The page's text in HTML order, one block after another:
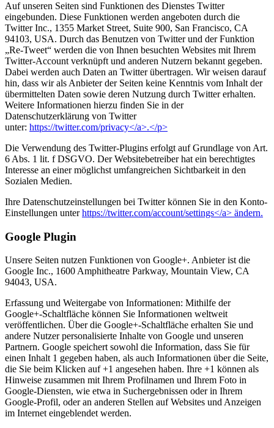
Auf unseren Seiten sind Funktionen des Dienstes Twitter
eingebunden. Diese Funktionen werden angeboten durch die
Twitter Inc., 1355 Market Street, Suite 900, San Francisco, CA
94103, USA. Durch das Benutzen von Twitter und der Funktion
„Re-Tweet“ werden die von Ihnen besuchten Websites mit Ihrem
Twitter-Account verknüpft und anderen Nutzern bekannt gegeben.
Dabei werden auch Daten an Twitter übertragen. Wir weisen darauf
hin, dass wir als Anbieter der Seiten keine Kenntnis vom Inhalt der
übermittelten Daten sowie deren Nutzung durch Twitter erhalten.
Weitere Informationen hierzu finden Sie in der
Datenschutzerklärung von Twitter
unter: https://twitter.com/privacy</a>.</p>
Die Verwendung des Twitter-Plugins erfolgt auf Grundlage von Art.
6 Abs. 1 lit. f DSGVO. Der Websitebetreiber hat ein berechtigtes
Interesse an einer möglichst umfangreichen Sichtbarkeit in den
Sozialen Medien.
Ihre Datenschutzeinstellungen bei Twitter können Sie in den Konto-
Einstellungen unterhttps://twitter.com/account/settings</a> ändern.
Google Plugin
Unsere Seiten nutzen Funktionen von Google+. Anbieter ist die
Google Inc., 1600 Amphitheatre Parkway, Mountain View, CA
94043, USA.
Erfassung und Weitergabe von Informationen: Mithilfe der
Google+-Schaltfläche können Sie Informationen weltweit
veröffentlichen. Über die Google+-Schaltfläche erhalten Sie und
andere Nutzer personalisierte Inhalte von Google und unseren
Partnern. Google speichert sowohl die Information, dass Sie für
einen Inhalt 1 gegeben haben, als auch Informationen über die Seite,
die Sie beim Klicken auf +1 angesehen haben. Ihre +1 können als
Hinweise zusammen mit Ihrem Profilnamen und Ihrem Foto in
Google-Diensten, wie etwa in Suchergebnissen oder in Ihrem
Google-Profil, oder an anderen Stellen auf Websites und Anzeigen
im Internet eingeblendet werden.